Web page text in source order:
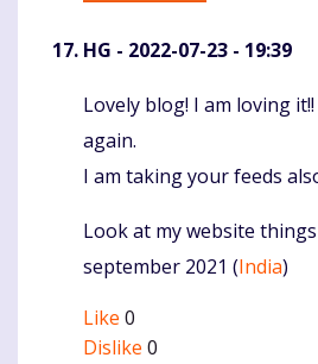
HG - 2022-07-23 - 19:39
Komentaras
Lovely blog! I am loving
again.
I am taking your feeds
Look at my website
september 2021 (India)
Like 0
Dislike 0